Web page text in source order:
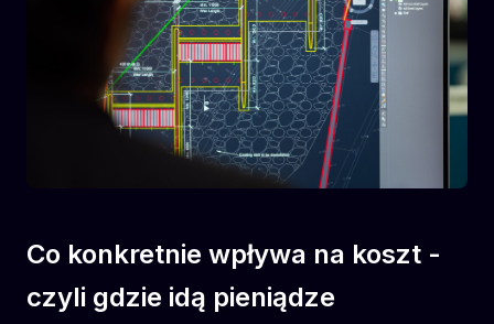
Co konkretnie wpływa na koszt -
czyli gdzie idą pieniądze